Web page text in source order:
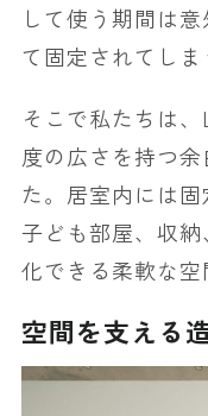
して使う期間は
て固定されてしま
そこで私たちは
度の広さを持つ
た。居室内には固
子ども部屋、収
化できる柔軟な空
空間を支える